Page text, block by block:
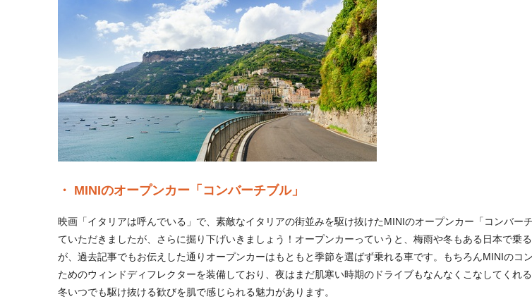
MINIのオープンカー「コンバーチブル」
映画「イタリアは呼んでいる」で、素敵なイタリアの街並みを駆け抜けたMINIのオープンカー「コンバー
ていただきましたが、さらに掘り下げいきましょう！オープンカーっていうと、梅雨や冬もある日本で乗
が、過去記事でもお伝えした通りオープンカーはもともと季節を選ばず乗れる車です。もちろんMINIのコ
ためのウィンドディフレクターを装備しており、夜はまだ肌寒い時期のドライブもなんなくこなしてくれ
冬いつでも駆け抜ける歓びを肌で感じられる魅力があります。